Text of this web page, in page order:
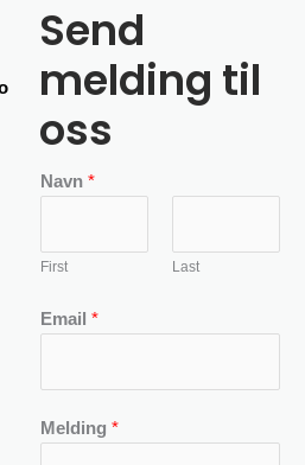
Send
melding til
oss
Navn *
First Last
Email *
Melding *